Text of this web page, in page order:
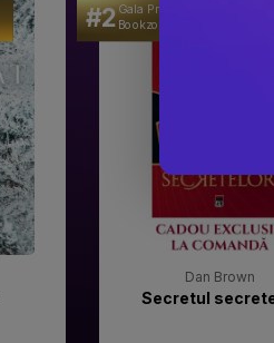
#2Gala Premilor Literare
Bookzone 2025
Dan Brown
Secretul